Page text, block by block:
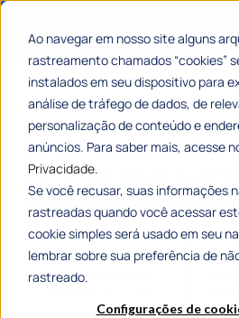
Ao navegar em nosso site alguns
rastreamento chamados “cookies”
instalados em seu dispositivo para
análise de tráfego de dados, de
personalização de conteúdo e
anúncios. Para saber mais, acesse
Privacidade.
Se você recusar, suas informações
rastreadas quando você acessar
cookie simples será usado em seu
lembrar sobre sua preferência de
rastreado.
Configurações de
Home»Transformação digital na
caso de Presidente Prudente
Transformação
administração
de Presidente
108 mil
assinaturas digitais
611